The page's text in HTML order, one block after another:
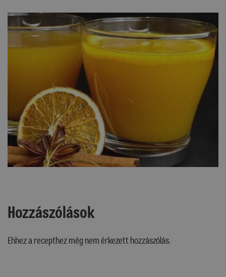
Hozzászólások
Ehhez a recepthez még nem érkezett hozzászólás.